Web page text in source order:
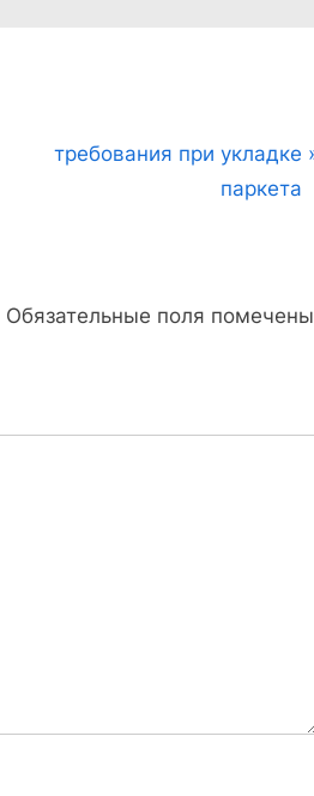
N
o
:
требования при укладке
паркета
Обязательные поля помечены